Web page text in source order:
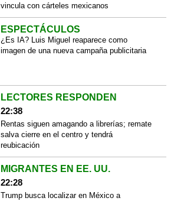
vincula con cárteles mexicanos
ESPECTÁCULOS
¿Es IA? Luis Miguel reaparece como
imagen de una nueva campaña publicitaria
LECTORES RESPONDEN
22:38
Rentas siguen amagando a librerías; remate
salva cierre en el centro y tendrá
reubicación
MIGRANTES EN EE. UU.
22:28
Trump busca localizar en México a